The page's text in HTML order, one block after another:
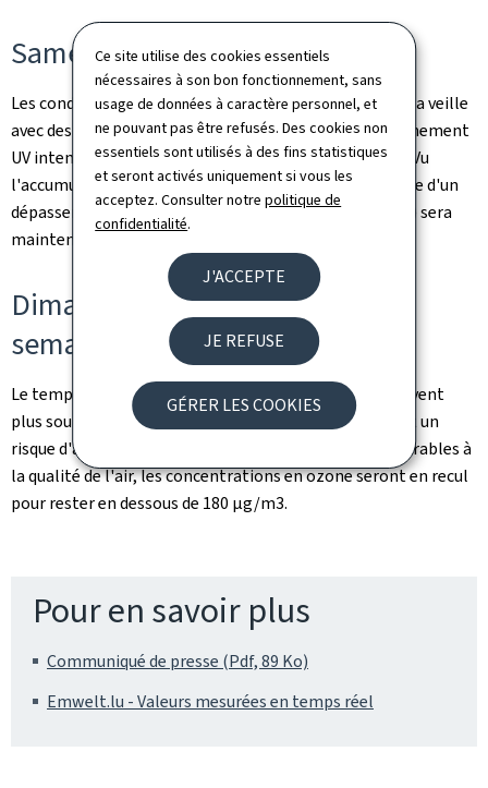
Ce site utilise des cookies essentiels
nécessaires à son bon fonctionnement, sans
usage de données à caractère personnel, et
ne pouvant pas être refusés. Des cookies non
essentiels sont utilisés à des fins statistiques
et seront activés uniquement si vous les
acceptez. Consulter notrepolitique de
confidentialité.
J'ACCEPTE
JE REFUSE
GÉRER LES COOKIES
Samedi 27 juin
Les conditions météorologiques seront semblables à la veille
avec des températures maximales de 40°C et un rayonnement
UV intense, ainsi qu'un léger risque d'orages en soirée. Vu
l'accumulation en polluants des derniers jours, le risque d'un
dépassement local du seuil d'information (180 µg/m3) sera
maintenu.
Dimanche 28 juin et début de la
semaine prochaine
Le temps s'annonce plus instable et nuageux, avec un vent
plus soutenu, des températures qui seront en baisse et un
risque d'averses de pluie. Dans ces conditions plus favorables à
la qualité de l'air, les concentrations en ozone seront en recul
pour rester en dessous de 180 µg/m3.
Pour en savoir plus
Communiqué de presse (Pdf, 89 Ko)
Emwelt.lu - Valeurs mesurées en temps réel